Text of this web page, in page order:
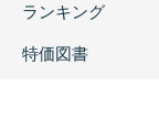
ランキング
特価図書